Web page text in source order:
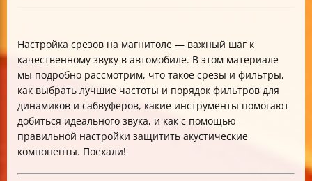
Настройка срезов на магнитоле — важный шаг к
качественному звуку в автомобиле. В этом материале
мы подробно рассмотрим, что такое срезы и фильтры,
как выбрать лучшие частоты и порядок фильтров для
динамиков и сабвуферов, какие инструменты помогают
добиться идеального звука, и как с помощью
правильной настройки защитить акустические
компоненты. Поехали!